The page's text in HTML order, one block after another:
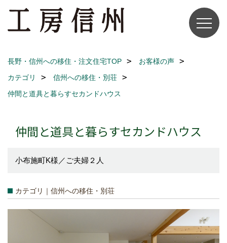
長野・信州への移住・注文住宅TOP
お客様の声
カテゴリ
信州への移住・別荘
仲間と道具と暮らすセカンドハウス
仲間と道具と暮らすセカンドハウス
小布施町K様／ご夫婦２人
カテゴリ｜信州への移住・別荘